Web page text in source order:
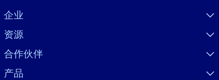
Visually hidden Text
企业
资源
合作伙伴
产品